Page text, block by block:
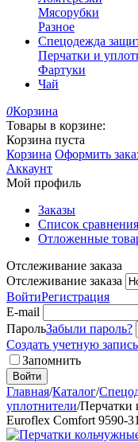
Мясорубки
Разное
Спецодежда
Перчатки и
Фартуки
Чай
0Корзина
Товары в корзине:
Корзина пуста
Корзина Оформить
Аккаунт
Мой профиль
Заказы
Список сравнения
Отложенные
Отслеживание заказа
Отслеживание заказа
ВойтиРегистрация
E-mail
ПарольЗабыли пароль?
Создать учетную запись
Запомнить
Войти
Главная/Каталог/
уплотнители/Перчатки
Euroflex Comfort 9590-31